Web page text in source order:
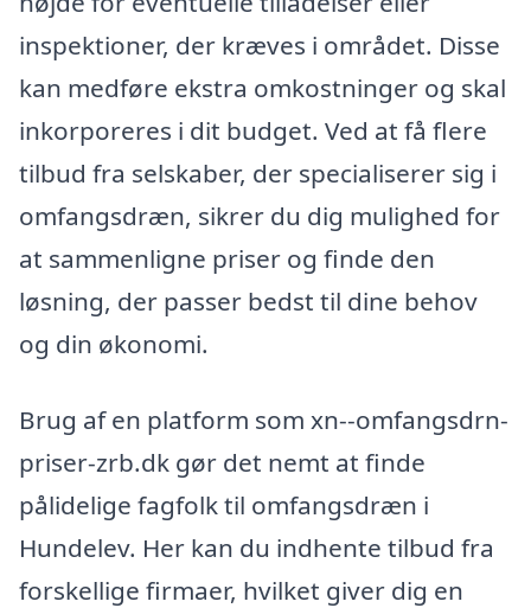
inspektioner, der kræves i området. Disse
kan medføre ekstra omkostninger og skal
inkorporeres i dit budget. Ved at få flere
tilbud fra selskaber, der specialiserer sig i
omfangsdræn, sikrer du dig mulighed for
at sammenligne priser og finde den
løsning, der passer bedst til dine behov
og din økonomi.
Brug af en platform som xn--omfangsdrn-
priser-zrb.dk gør det nemt at finde
pålidelige fagfolk til omfangsdræn i
Hundelev. Her kan du indhente tilbud fra
forskellige firmaer, hvilket giver dig en